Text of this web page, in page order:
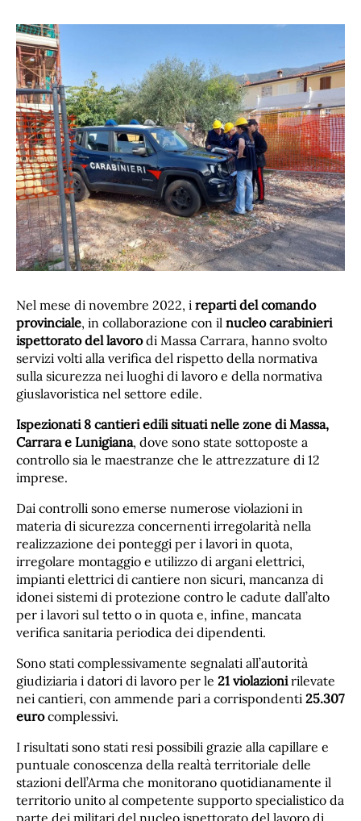
Nel mese di novembre 2022, i reparti del comando
provinciale, in collaborazione con il nucleo carabinieri
ispettorato del lavorodi Massa Carrara, hanno svolto
servizi volti alla verifica del rispetto della normativa
sulla sicurezza nei luoghi di lavoro e della normativa
giuslavoristica nel settore edile.
Ispezionati 8 cantieri edili situati nelle zone di Massa,
Carrara e Lunigiana, dove sono state sottoposte a
controllo sia le maestranze che le attrezzature di 12
imprese.
Dai controlli sono emerse numerose violazioni in
materia di sicurezza concernenti irregolarità nella
realizzazione dei ponteggi per i lavori in quota,
irregolare montaggio e utilizzo di argani elettrici,
impianti elettrici di cantiere non sicuri, mancanza di
idonei sistemi di protezione contro le cadute dall’alto
per i lavori sul tetto o in quota e, infine, mancata
verifica sanitaria periodica dei dipendenti.
Sono stati complessivamente segnalati all’autorità
giudiziaria i datori di lavoro per le 21 violazionirilevate
nei cantieri, con ammende pari a corrispondenti 25.307
eurocomplessivi.
I risultati sono stati resi possibili grazie alla capillare e
puntuale conoscenza della realtà territoriale delle
stazioni dell’Arma che monitorano quotidianamente il
territorio unito al competente supporto specialistico da
parte dei militari del nucleo ispettorato del lavoro di